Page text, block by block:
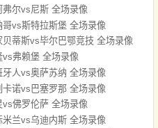
尔vs尼斯 全场录像
vs斯特拉斯堡 全场录像
蒂斯vs毕尔巴鄂竞技 全场录像
vs弗赖堡 全场录像
人vs奥萨苏纳 全场录像
诺vs巴塞罗那 全场录像
佛罗伦萨 全场录像
兰vs乌迪内斯 全场录像